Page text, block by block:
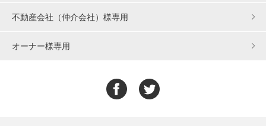
不動産会社（仲介会社）様専用
オーナー様専用